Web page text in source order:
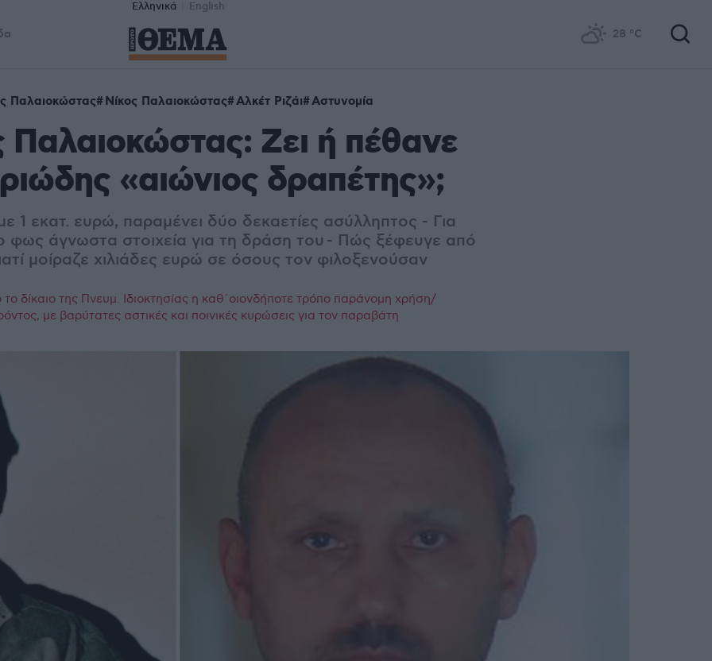
Ελληνικά English
28 °C
Παλαιοκώστας Νίκος Παλαιοκώστας Αλκέτ Ριζάι Αστυνομία
Παλαιοκώστας: Ζει ή πέθανε
«αιώνιος δραπέτης»;
1 εκατ. ευρώ, παραμένει δύο δεκαετίες ασύλληπτος - Για
άγνωστα στοιχεία για τη δράση του - Πώς ξέφευγε από
μοίραζε χιλιάδες ευρώ σε όσους τον φιλοξενούσαν
δίκαιο της Πνευμ. Ιδιοκτησίας η καθ΄οιονδήποτε τρόπο παράνομη χρήση/
με βαρύτατες αστικές και ποινικές κυρώσεις για τον παραβάτη